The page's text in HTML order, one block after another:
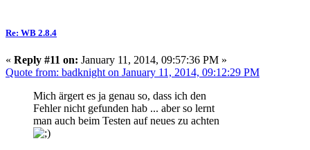
Re: WB 2.8.4
« Reply #11 on: January 11, 2014, 09:57:36 PM »
Quote from: badknight on January 11, 2014, 09:12:29 PM
Mich ärgert es ja genau so, dass ich den
Fehler nicht gefunden hab ... aber so lernt
man auch beim Testen auf neues zu achten